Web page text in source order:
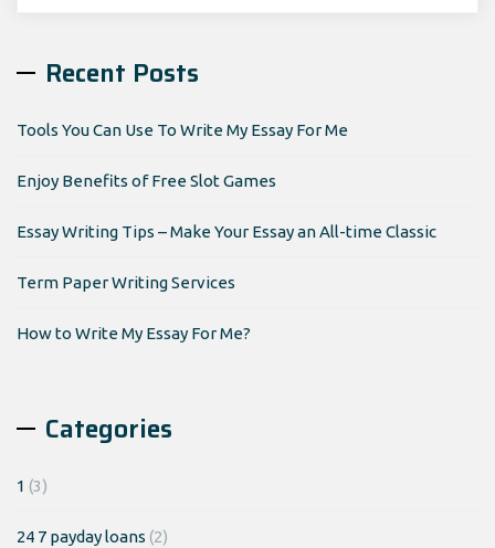
Recent Posts
Tools You Can Use To Write My Essay For Me
Enjoy Benefits of Free Slot Games
Essay Writing Tips – Make Your Essay an All-time Classic
Term Paper Writing Services
How to Write My Essay For Me?
Categories
1 (3)
24 7 payday loans (2)